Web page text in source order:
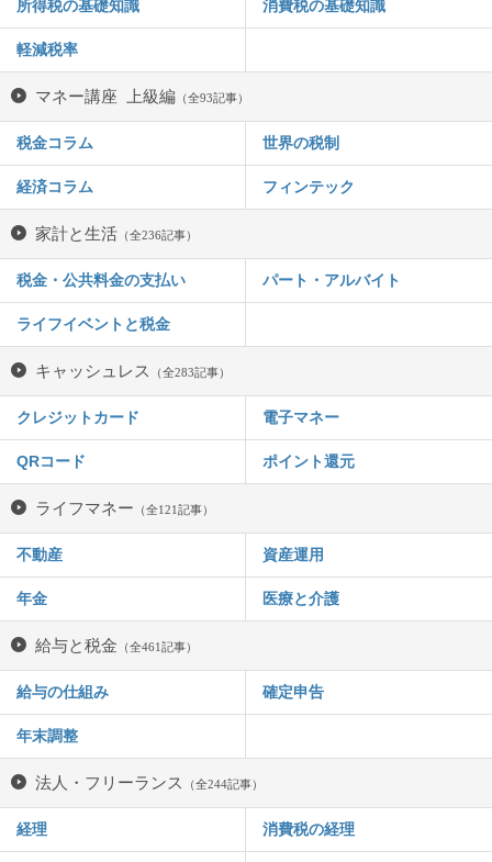
所得税の基礎知識 消費税の基礎知識
軽減税率
マネー講座 上級編 （全93記事）
税金コラム 世界の税制
経済コラム フィンテック
家計と生活 （全236記事）
税金・公共料金の支払い パート・アルバイト
ライフイベントと税金
キャッシュレス （全283記事）
クレジットカード 電子マネー
QRコード ポイント還元
ライフマネー （全121記事）
不動産 資産運用
年金 医療と介護
給与と税金 （全461記事）
給与の仕組み 確定申告
年末調整
法人・フリーランス （全244記事）
経理 消費税の経理